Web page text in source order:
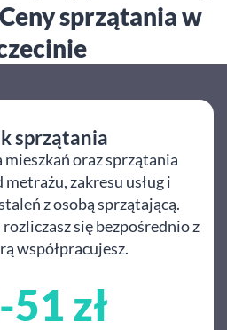
sprzątania w
sprzątania
oraz sprzątania
zakresu usług i
z osobą sprzątającą.
się bezpośrednio z
współpracujesz.
zł